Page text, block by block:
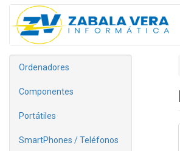
Ordenadores
Componentes
Portátiles
SmartPhones / Teléfonos